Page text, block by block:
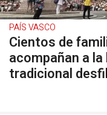
PAÍS VASCO
Cientos de
acompañan a la
tradicional